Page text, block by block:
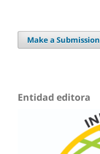
Make a Submission
Entidad editora